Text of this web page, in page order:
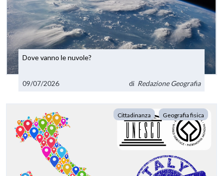
Dove vanno le nuvole?
09/07/2026 di Redazione Geografia
Cittadinanza Geografia fisica